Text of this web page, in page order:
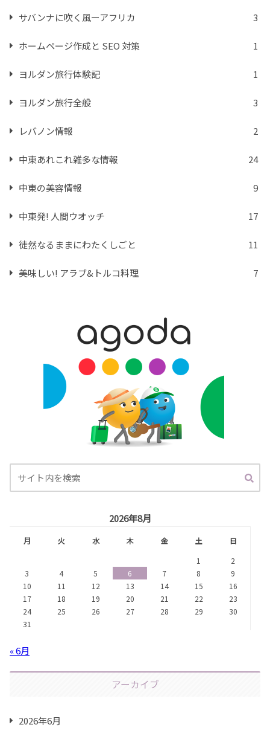
サバンナに吹く風ーアフリカ 3
ホームページ作成と SEO 対策 1
ヨルダン旅行体験記 1
ヨルダン旅行全般 3
レバノン情報 2
中東あれこれ雑多な情報 24
中東の美容情報 9
中東発! 人間ウオッチ 17
徒然なるままにわたくしごと 11
美味しい! アラブ&トルコ料理 7
2026年8月
月 火 水 木 金 土
日
1
2
3
4 5 6 7 8
9
10
11 12 13 14 15
16
17
18 19 20 21 22
23
24
25 26 27 28 29
30
31
« 6月
アーカイブ
2026年6月